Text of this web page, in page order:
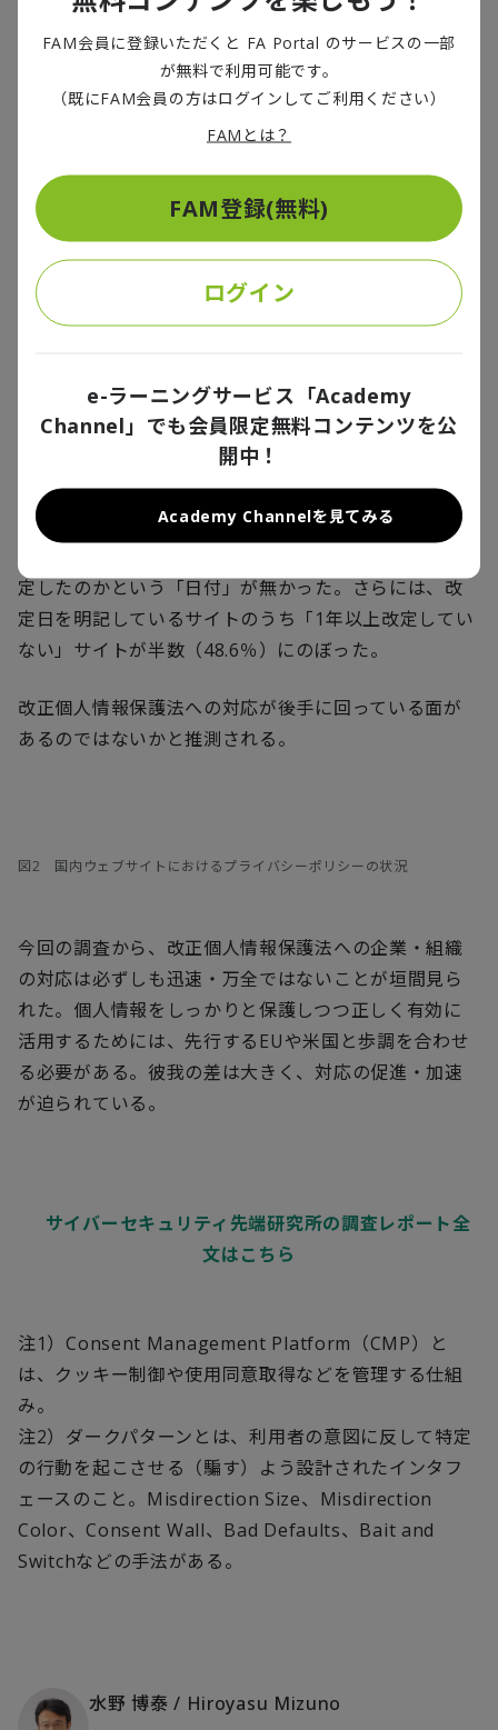
あらゆる情報が個人情報であると定義している影響が
顕著に表れている。
EU域内の9分の
保護に対する取り組みの差が鮮明に見て取れる。
プライバシーポリシーの8割に日付無し
合、プライバシーポリシーを適時に改定しなければな
らない。国内ウェブサイトのプライバシーポリシーに
に示す。
まず、日本国内の調査対象ウェブサイトのうち、約
割
定したのかという「日付」が無かった。さらには、改
定日を明記しているサイトのうち「1年以上改定してい
ない」サイトが半数（48.6％）にのぼった。
改正個人情報保護法への対応が後手に回っている面が
あるのではないかと推測される。
図2 国内ウェブサイトにおけるプライバシーポリシーの状況
今回の調査から、改正個人情報保護法への企業・組織
の対応は必ずしも迅速・万全ではないことが垣間見ら
れた。個人情報をしっかりと保護しつつ正しく有効に
活用するためには、先行するEUや米国と歩調を合わせ
る必要がある。彼我の差は大きく、対応の促進・加速
が迫られている。
サイバーセキュリティ先端研究所の調査レポート全
文はこちら
注1）Consent Management Platform （CMP）と
は、クッキー制御や使用同意取得などを管理する仕組
み。
注2）ダークパターンとは、利用者の意図に反して特定
の行動を起こさせる（騙す）よう設計されたインタフ
ェースのこと。 Misdirection Size、 Misdirection
Color、Consent Wall、 Bad Defaults、 Bait and
Switchなどの手法がある。
水野 博泰 / Hiroyasu Mizuno
FAM会員に登録いただくと FA Portal のサービスの一部
が無料で利用可能です。
（既にFAM会員の方はログインしてご利用ください）
FAMとは？
FAM登録(無料)
ログイン
e-ラーニングサービス「Academy
Channel」でも会員限定無料コンテンツを公
開中！
Academy Channelを見てみる